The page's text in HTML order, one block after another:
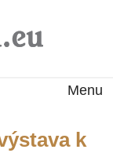
Menu
k